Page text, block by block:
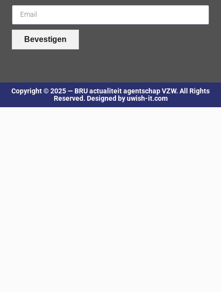
Bevestigen
Copyright © 2025 — BRU actualiteit agentschap VZW. All Rights
Reserved. Designed by uwish-it.com